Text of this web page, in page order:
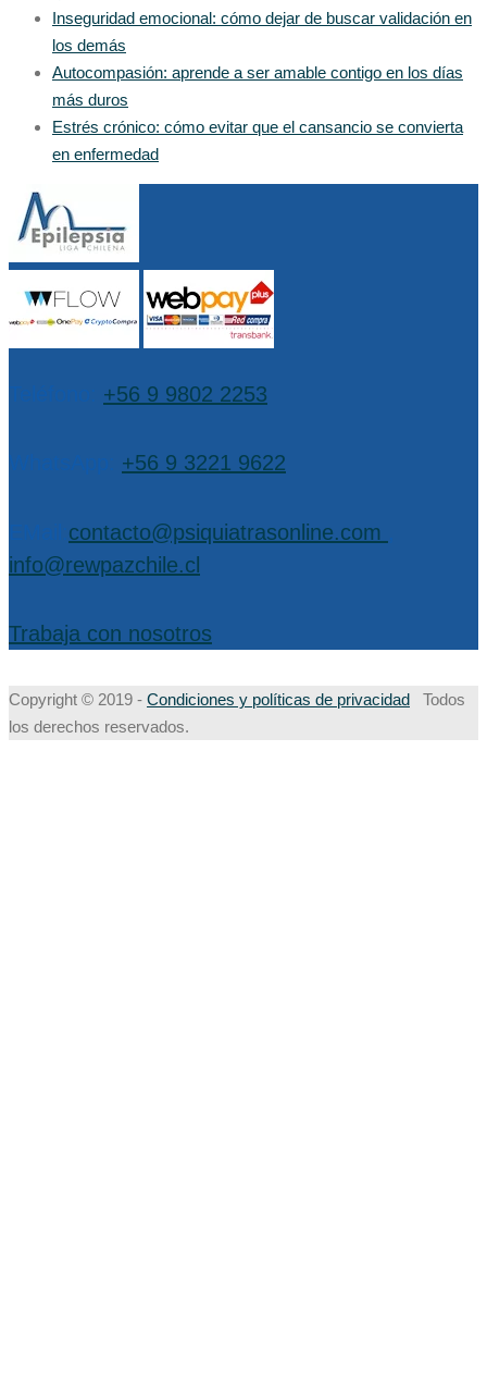
Inseguridad emocional: cómo dejar de buscar validación en
los demás
Autocompasión: aprende a ser amable contigo en los días
más duros
Estrés crónico: cómo evitar que el cansancio se convierta
en enfermedad
+56 9 9802 2253
+56 9 3221 9622
contacto@psiquiatrasonline.com
info@rewpazchile.cl
Trabaja con nosotros
Copyright © 2019 - Condiciones y políticas de privacidad Todos
los derechos reservados.